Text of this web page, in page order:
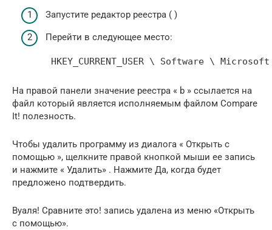
Запустите редактор реестра ( )
Перейти в следующее место:
HKEY_CURRENT_USER \ Software \
На правой панели значение реестра « b » ссылается на
файл который является исполняемым файлом Compare
It! полезность.
Чтобы удалить программу из диалога « Открыть с
помощью », щелкните правой кнопкой мыши ее запись
и нажмите « Удалить» . Нажмите Да, когда будет
предложено подтвердить.
Вуаля! Сравните это! запись удалена из меню «Открыть
с помощью».